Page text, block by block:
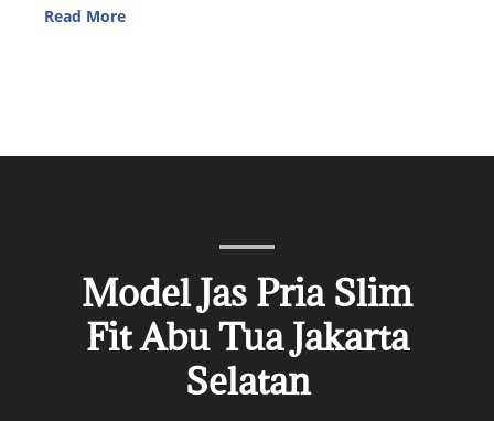
Read More
Model Jas Pria Slim
Fit Abu Tua Jakarta
Selatan